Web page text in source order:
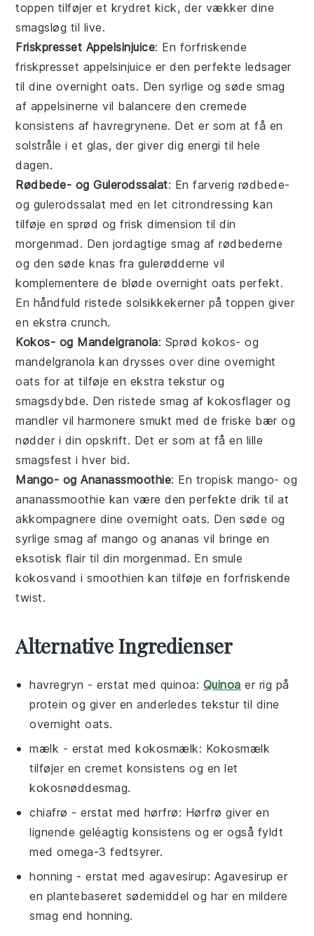
toppen tilføjer et krydret kick, der vækker dine
smagsløg til live.
Friskpresset Appelsinjuice: En forfriskende
friskpresset appelsinjuice er den perfekte ledsager
til dine overnight oats. Den syrlige og søde smag
af appelsinerne vil balancere den cremede
konsistens af havregrynene. Det er som at få en
solstråle i et glas, der giver dig energi til hele
dagen.
Rødbede- og Gulerodssalat: En farverig rødbede-
og gulerodssalat med en letcitrondressing kan
tilføje en sprød og frisk dimension til din
morgenmad. Den jordagtige smag af rødbederne
og den søde knas fra gulerødderne vil
komplementere de bløde overnight oats perfekt.
En håndfuldristede solsikkekerner på toppen giver
en ekstra crunch.
Kokos- og Mandelgranola: Sprød kokos- og
mandelgranola kan drysses over dineovernight
oats for at tilføje en ekstra tekstur og
smagsdybde. Den ristede smag afkokosflager og
mandler vil harmonere smukt med de friske bær og
nødder i din opskrift. Det er som at få en lille
smagsfest i hver bid.
Mango- og Ananassmoothie: En tropisk mango- og
ananassmoothie kan være den perfekte drik til at
akkompagnere dineovernight oats. Den søde og
syrlige smag afmango og ananas vil bringe en
eksotisk flair til din morgenmad. En smule
kokosvand i smoothien kan tilføje en forfriskende
twist.
Alternative Ingredienser
havregryn - erstat med quinoa: Quinoa er rig på
protein og giver en anderledes tekstur til dine
overnight oats.
mælk - erstat medkokosmælk: Kokosmælk
tilføjer en cremet konsistens og en let
kokosnøddesmag.
chiafrø - erstat med hørfrø: Hørfrø giver en
lignende geléagtig konsistens og er også fyldt
med omega-3 fedtsyrer.
honning - erstat med agavesirup: Agavesirup er
en plantebaseret sødemiddel og har en mildere
smag end honning.